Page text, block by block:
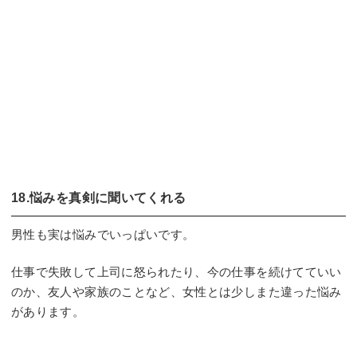
18.悩みを真剣に聞いてくれる
男性も実は悩みでいっぱいです。
仕事で失敗して上司に怒られたり、今の仕事を続けてていい
のか、友人や家族のことなど、女性とは少しまた違った悩み
があります。